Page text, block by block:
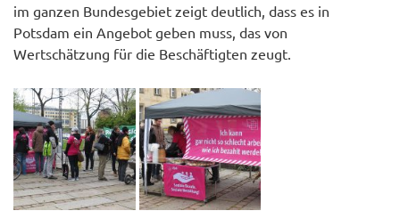
im ganzen Bundesgebiet zeigt deutlich, dass es in
Potsdam ein Angebot geben muss, das von
Wertschätzung für die Beschäftigten zeugt.